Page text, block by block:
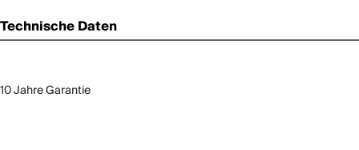
Technische Daten
10 Jahre Garantie